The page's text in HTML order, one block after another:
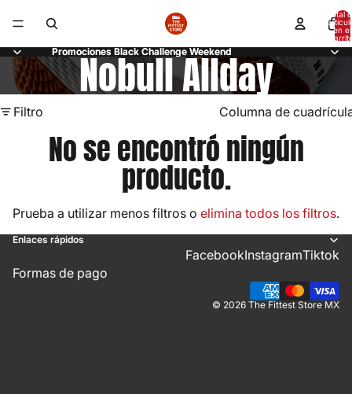
Total
en el
0
Promociones Black Challenge Weekend
Promociones Black Challenge Weekend
Nobull Allday
Filtro Columna de
No se encontró ningún
producto.
Prueba a utilizar menos filtros o elimina todos los filtros.
Enlaces rápidos
FacebookInstagramTiktok
Formas de pago
© 2026 The Fittest Store MX